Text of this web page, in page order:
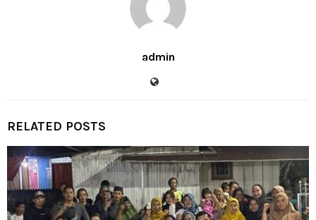
admin
RELATED POSTS